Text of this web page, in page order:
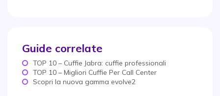
Guide correlate
TOP 10 – Cuffie Jabra: cuffie professionali
TOP 10 – Migliori Cuffie Per Call Center
Scopri la nuova gamma evolve2